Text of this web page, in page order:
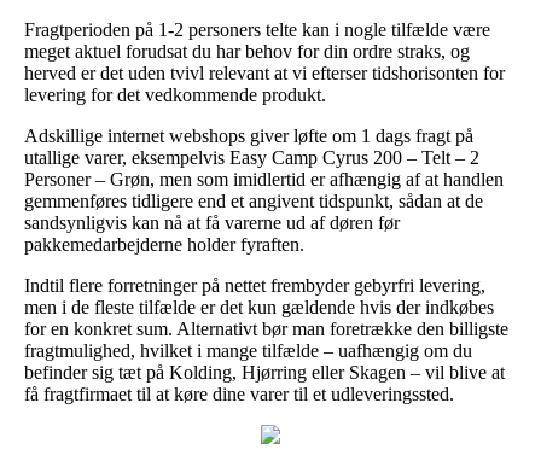
Fragtperioden på 1-2 personers telte kan i nogle tilfælde være
meget aktuel forudsat du har behov for din ordre straks, og
herved er det uden tvivl relevant at vi efterser tidshorisonten for
levering for det vedkommende produkt.
Adskillige internet webshops giver løfte om 1 dags fragt på
utallige varer, eksempelvis Easy Camp Cyrus 200 – Telt – 2
Personer – Grøn, men som imidlertid er afhængig af at handlen
gemmenføres tidligere end et angivent tidspunkt, sådan at de
sandsynligvis kan nå at få varerne ud af døren før
pakkemedarbejderne holder fyraften.
Indtil flere forretninger på nettet frembyder gebyrfri levering,
men i de fleste tilfælde er det kun gældende hvis der indkøbes
for en konkret sum. Alternativt bør man foretrække den billigste
fragtmulighed, hvilket i mange tilfælde – uafhængig om du
befinder sig tæt på Kolding, Hjørring eller Skagen – vil blive at
få fragtfirmaet til at køre dine varer til et udleveringssted.